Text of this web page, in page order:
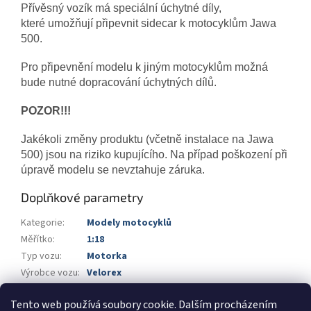
Tento web používá soubory cookie. Dalším procházením
Přívěsný vozík má speciální úchytné díly,
které umožňují připevnit sidecar k motocyklům Jawa
500.
Pro připevnění modelu k jiným motocyklům možná
bude nutné dopracování úchytných dílů.
POZOR!!!
Jakékoli změny produktu (včetně instalace na Jawa
500) jsou na riziko kupujícího. Na případ poškození při
úpravě modelu se nevztahuje záruka.
Doplňkové parametry
Kategorie:
Modely motocyklů
Měřítko:
1:18
Typ vozu:
Motorka
Výrobce vozu: Velorex
Barva: červená